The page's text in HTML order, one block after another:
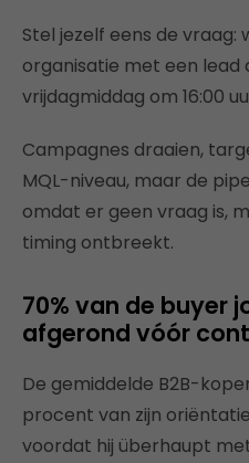
Stel jezelf eens de
organisatie met een lead
vrijdagmiddag om 16:00
Campagnes draaien,
MQL-niveau, maar de
omdat er geen vraag is,
timing ontbreekt.
70% van de buyer
afgerond vóór
De gemiddelde B2B-
procent van zijn
voordat hij überhaupt